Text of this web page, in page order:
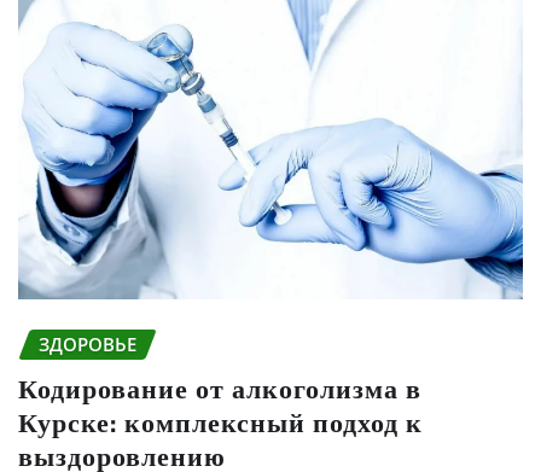
ЗДОРОВЬЕ
Кодирование от алкоголизма в
Курске: комплексный подход к
выздоровлению